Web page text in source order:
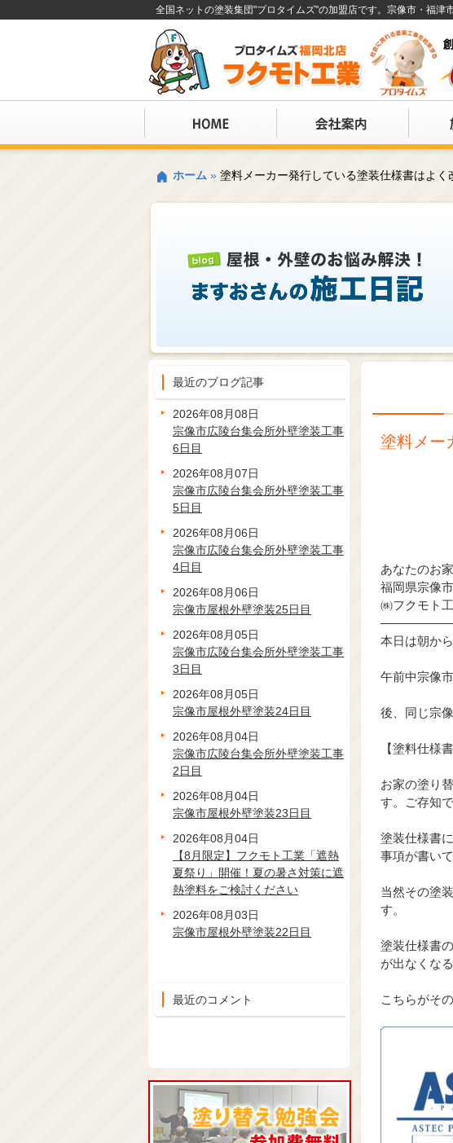
全国ネットの塗装集団"プロタイムズ"の加盟店です。宗像市・福津
ホーム » 塗料メーカー発行している塗装仕様書はよく
塗料メー
あなたのお
福岡県宗像
㈱フクモト
本日は朝か
午前中宗像
後、同じ宗
【塗料仕様書
お家の塗り
す。ご存知
塗装仕様書
事項が書い
当然その塗
す。
塗装仕様書
が出なくな
こちらがそ
最近のブログ記事
2026年08月08日
宗像市広陵台集会所外壁塗装工事
6日目
2026年08月07日
宗像市広陵台集会所外壁塗装工事
5日目
2026年08月06日
宗像市広陵台集会所外壁塗装工事
4日目
2026年08月06日
宗像市屋根外壁塗装25日目
2026年08月05日
宗像市広陵台集会所外壁塗装工事
3日目
2026年08月05日
宗像市屋根外壁塗装24日目
2026年08月04日
宗像市広陵台集会所外壁塗装工事
2日目
2026年08月04日
宗像市屋根外壁塗装23日目
2026年08月04日
【8月限定】フクモト工業「遮熱
夏祭り」開催！夏の暑さ対策に遮
熱塗料をご検討ください
2026年08月03日
宗像市屋根外壁塗装22日目
最近のコメント